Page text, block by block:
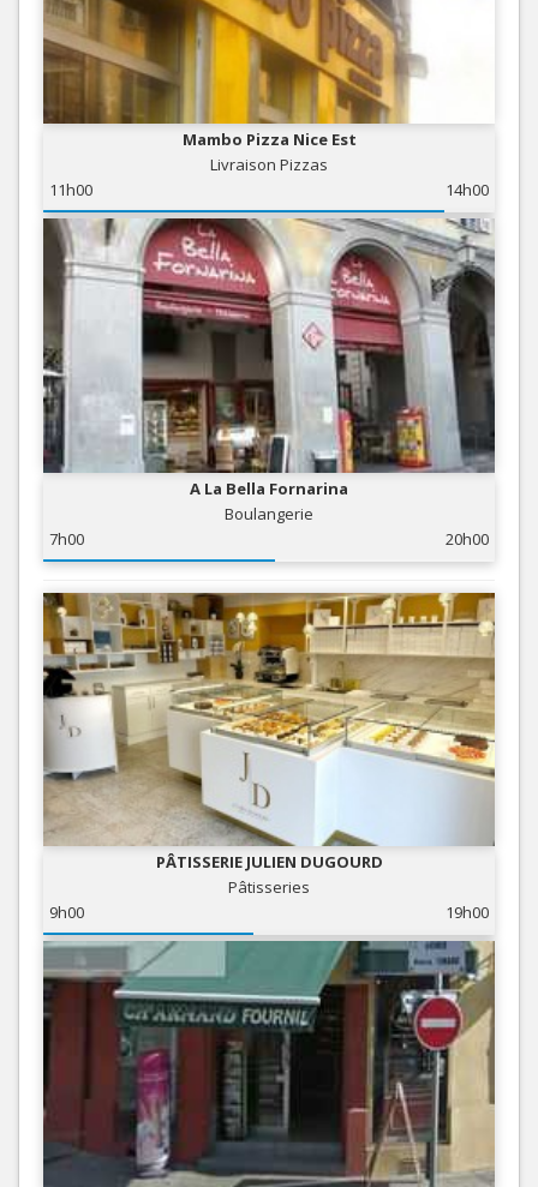
Mambo Pizza Nice Est
Livraison Pizzas
11h00
14h00
A La Bella Fornarina
Boulangerie
7h00
20h00
PÂTISSERIE JULIEN DUGOURD
Pâtisseries
9h00
19h00